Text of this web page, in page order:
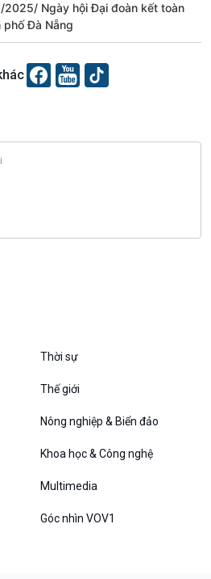
Dòng chảy sự kiện
2025/ Ngày hội Đại đoàn kết toàn
phố Đà Nẵng
Thời sự
Thế giới
Nông nghiệp & Biển đảo
Khoa học & Công nghệ
Multimedia
Góc nhìn VOV1